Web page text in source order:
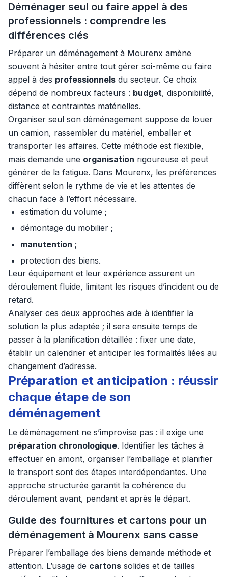
Déménager seul ou faire appel à des
professionnels : comprendre les
différences clés
Préparer un déménagement à Mourenx amène
souvent à hésiter entre tout gérer soi-même ou faire
appel à des professionnels du secteur. Ce choix
dépend de nombreux facteurs : budget, disponibilité,
distance et contraintes matérielles.
Organiser seul son déménagement suppose de louer
un camion, rassembler du matériel, emballer et
transporter les affaires. Cette méthode est flexible,
mais demande une organisation rigoureuse et peut
générer de la fatigue. Dans Mourenx, les préférences
diffèrent selon le rythme de vie et les attentes de
chacun face à l’effort nécessaire.
estimation du volume ;
démontage du mobilier ;
manutention ;
protection des biens.
Leur équipement et leur expérience assurent un
déroulement fluide, limitant les risques d’incident ou de
retard.
Analyser ces deux approches aide à identifier la
solution la plus adaptée ; il sera ensuite temps de
passer à la planification détaillée : fixer une date,
établir un calendrier et anticiper les formalités liées au
changement d’adresse.
Préparation et anticipation : réussir
chaque étape de son
déménagement
Le déménagement ne s’improvise pas : il exige une
préparation chronologique. Identifier les tâches à
effectuer en amont, organiser l’emballage et planifier
le transport sont des étapes interdépendantes. Une
approche structurée garantit la cohérence du
déroulement avant, pendant et après le départ.
Guide des fournitures et cartons pour un
déménagement à Mourenx sans casse
Préparer l’emballage des biens demande méthode et
attention. L’usage de cartons solides et de tailles